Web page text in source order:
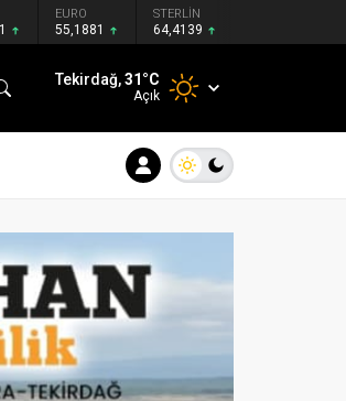
EURO
55,1881
STERLİN
64,4139
Tekirdağ,31°C
Açık